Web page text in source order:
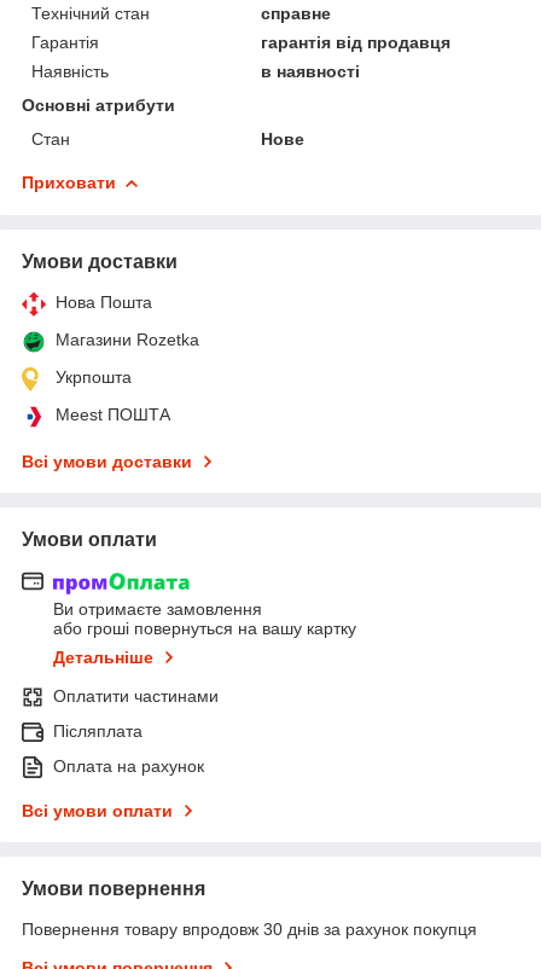
Технічний стан
справне
Гарантія
гарантія від продавця
Наявність
в наявності
Основні атрибути
Стан
Нове
Приховати
Умови доставки
Нова Пошта
Магазини Rozetka
Укрпошта
Meest ПОШТА
Всі умови доставки
Умови оплати
Ви отримаєте замовлення
або гроші повернуться на вашу картку
Детальніше
Оплатити частинами
Післяплата
Оплата на рахунок
Всі умови оплати
Умови повернення
Повернення товару впродовж 30 днів за рахунок покупця